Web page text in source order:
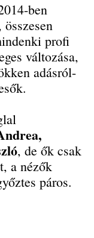
ben
profi
változása,
adásról-
, de ők csak
a nézők
páros.